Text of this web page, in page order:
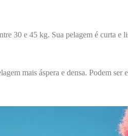
30 e 45 kg. Sua pelagem é curta
mais áspera e densa. Podem